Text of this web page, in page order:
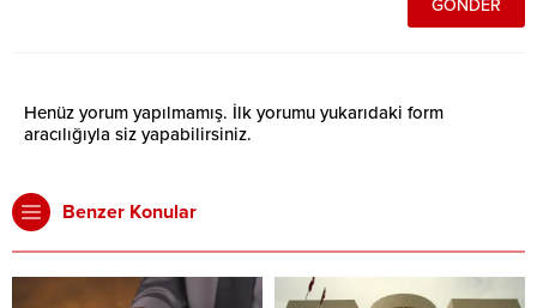
Henüz yorum yapılmamış. İlk yorumu yukarıdaki form
aracılığıyla siz yapabilirsiniz.
Benzer Konular